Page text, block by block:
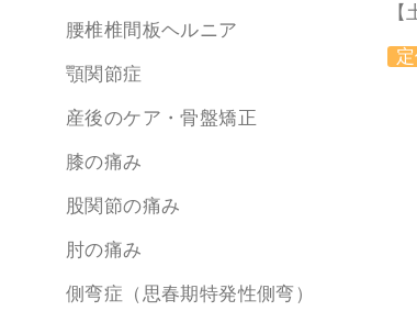
腰椎椎間板ヘルニア
顎関節症
産後のケア・骨盤矯正
膝の痛み
股関節の痛み
肘の痛み
側弯症（思春期特発性側弯）